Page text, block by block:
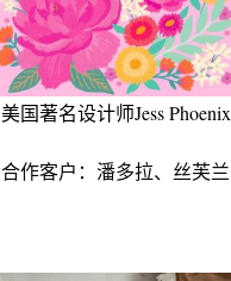
美国著名设计师Jess Phoenix
合作客户：潘多拉、丝芙兰